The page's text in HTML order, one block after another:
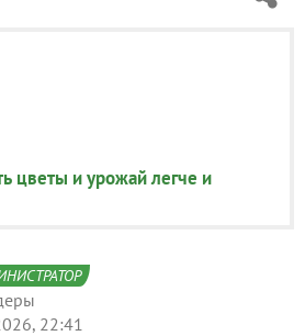
цветы и урожай легче и
22:41